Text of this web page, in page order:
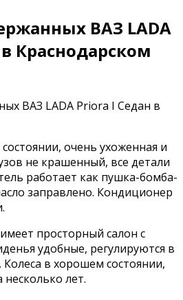
ВАЗ LADA
Краснодарском
очень ухоженная и
не крашенный, все детали
работает как пушка-бомба-
заправлено. Кондиционер
просторный салон с
удобные, регулируются в
в хорошем состоянии,
лет.